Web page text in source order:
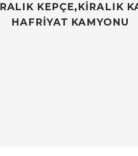
KEPÇE,KİRALIK
HAFRİYAT KAMYONU